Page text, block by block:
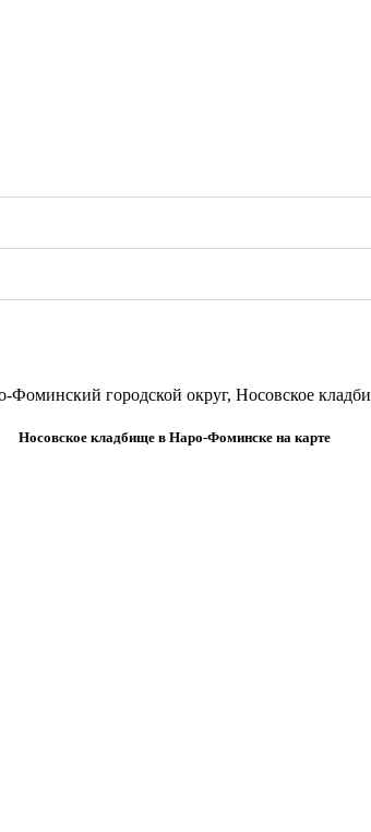
Фоминский городской округ, Носовское
Носовское кладбище в Наро-Фоминске на карте